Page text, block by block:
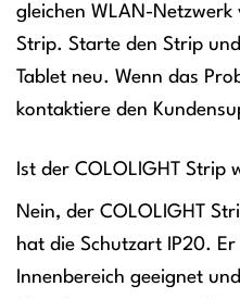
gleichen WLAN-
Strip. Starte den Strip
Tablet neu. Wenn das
kontaktiere den
Ist der COLOLIGHT Strip
Nein, der COLOLIGHT
hat die Schutzart IP20.
Innenbereich geeignet